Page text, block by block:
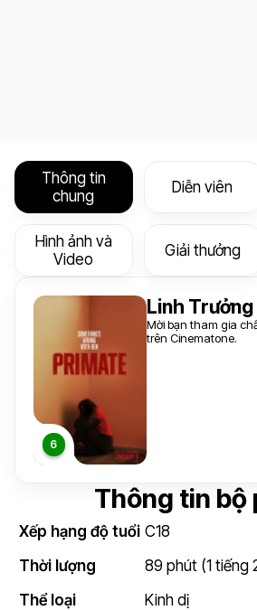
Thông tin
chung
Diễn viên
Hình ảnh và
Video
Giải thưởng
Thông tin bộ
Xếp hạng độ tuổi C18
Thời lượng
89 phút (1 tiếng
Thể loại
Kinh dị
Linh Trưởng
Mời bạn tham gia
trên Cinematone.